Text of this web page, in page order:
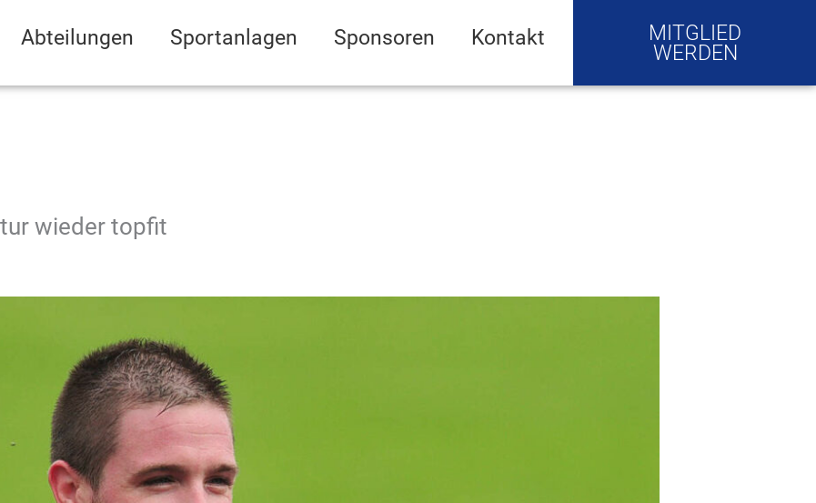
Abteilungen Sportanlagen Sponsoren Kontakt
MITGLIED
WERDEN
wieder topfit